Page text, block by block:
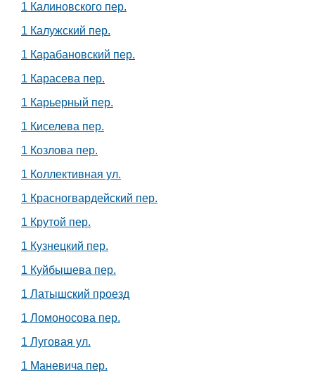
1 Калиновского пер.
1 Калужский пер.
1 Карабановский пер.
1 Карасева пер.
1 Карьерный пер.
1 Киселева пер.
1 Козлова пер.
1 Коллективная ул.
1 Красногвардейский пер.
1 Крутой пер.
1 Кузнецкий пер.
1 Куйбышева пер.
1 Латышский проезд
1 Ломоносова пер.
1 Луговая ул.
1 Маневича пер.